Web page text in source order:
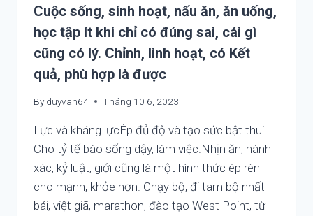
CŨNG
KHỎI
Cuộc sống, sinh hoạt, nấu ăn, ăn uống,
học tập ít khi chỉ có đúng sai, cái gì
cũng có lý. Chỉnh, linh hoạt, có Kết
quả, phù hợp là được
By duyvan64 Tháng 10 6, 2023
Lực và kháng lựcÉp đủ độ và tạo sức bật thui.
Cho tỷ tế bào sống dậy, làm việc.Nhịn ăn, hành
xác, kỷ luật, giới cũng là một hình thức ép rèn
cho mạnh, khỏe hơn. Chạy bộ, đi tam bộ nhất
bái, việt giã, marathon, đào tạo West Point, từ